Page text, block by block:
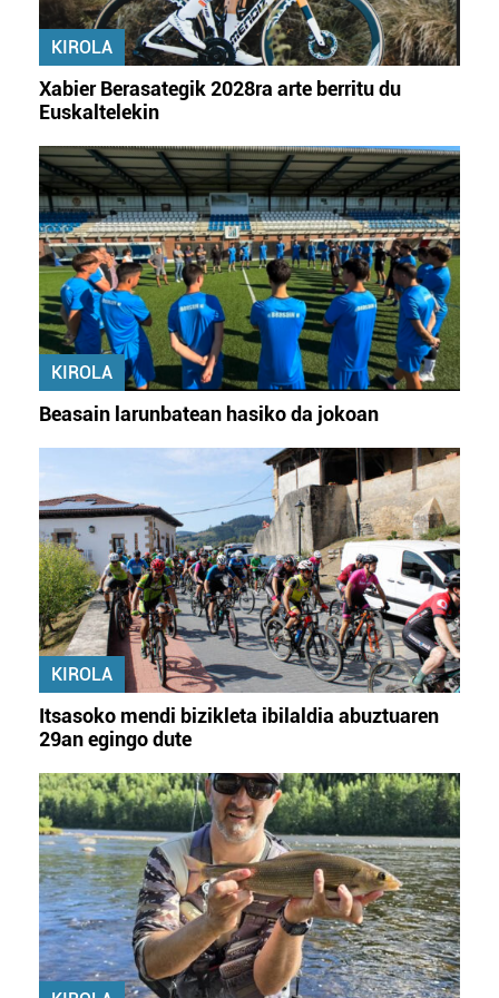
erabiltzeko baimen esplizitua ematen diguzu.Gehiago
irakurri
KIROLA
Xabier Berasategik 2028ra arte berritu du
Euskaltelekin
KIROLA
Beasain larunbatean hasiko da jokoan
KIROLA
Itsasoko mendi bizikleta ibilaldia abuztuaren
29an egingo dute